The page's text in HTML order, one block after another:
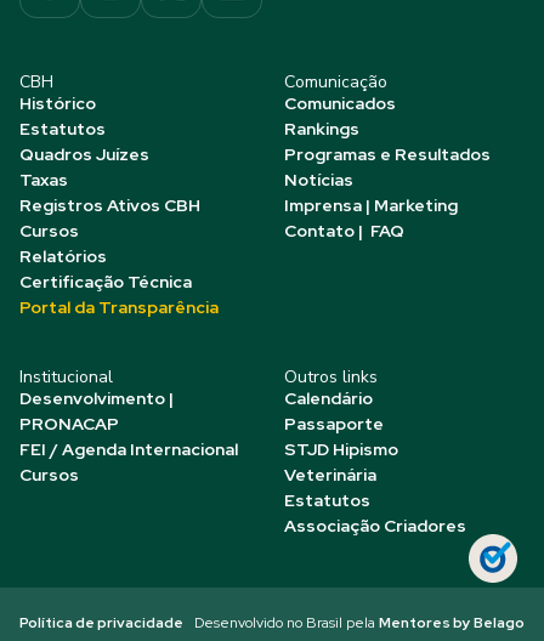
CBH
Histórico
Estatutos
Quadros Juízes
Taxas
Registros Ativos CBH
Cursos
Relatórios
Certificação Técnica
Portal da Transparência
Comunicação
Comunicados
Rankings
Programas e Resultados
Notícias
Imprensa | Marketing
Contato | FAQ
Institucional
Desenvolvimento |
PRONACAP
FEI / Agenda Internacional
Cursos
Outros links
Calendário
Passaporte
STJD Hipismo
Veterinária
Estatutos
Associação Criadores
Política de privacidade Desenvolvido no Brasil pela Mentores by Belago